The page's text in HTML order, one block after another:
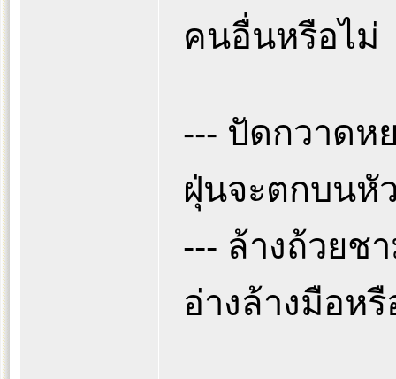
คนอื่นหรือไม่
--- ปัดกวาดห
ฝุ่นจะตกบนหั
--- ล้างถ้วยช
อ่างล้างมือหรื